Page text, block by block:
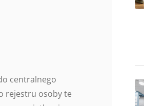
centralnego
rejestru osoby te